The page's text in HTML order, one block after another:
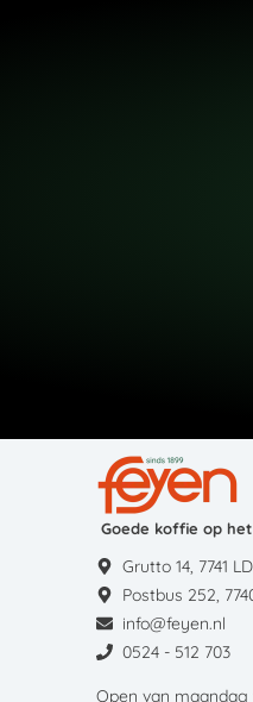
Goede koffie op
Grutto 14, 7741
Postbus 252,
info@feyen.nl
0524 - 512 703
Open van